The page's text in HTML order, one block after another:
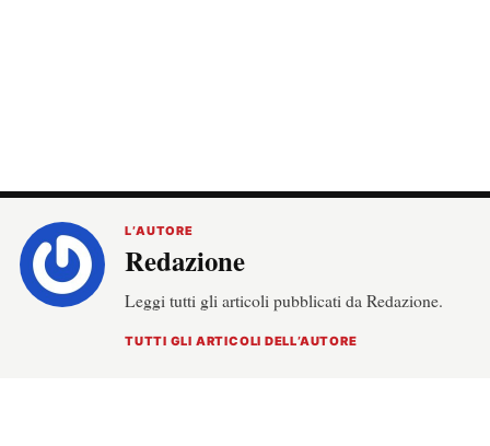
L’AUTORE
Redazione
Leggi tutti gli articoli pubblicati da Redazione.
TUTTI GLI ARTICOLI DELL’AUTORE